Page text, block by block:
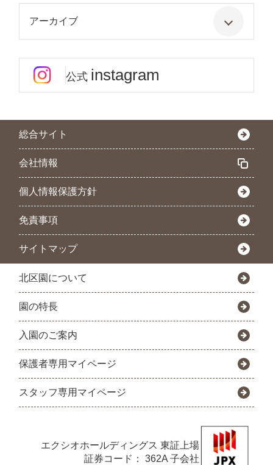
アーカイブ
公式 instagram
総合サイト
会社情報
個人情報保護方針
免責事項
サイトマップ
北区園について
園の特長
入園のご案内
保護者専用マイページ
スタッフ専用マイページ
エクシオホールディングス 東証上場
証券コード： 362A 子会社